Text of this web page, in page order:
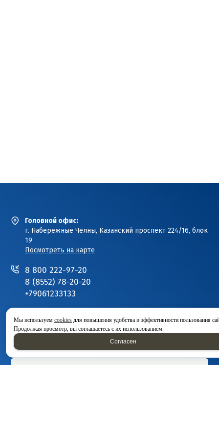
Головной офис:
г. Набережные Челны, Казанский проспект 224/16, блок
19
Посмотреть на карте
8 800 222-97-20
8 (8552) 78-20-20
+79061233133
Написать нам:
Мы используем cookies для повышения удобства и эффективности пользования
Продолжая просмотр, вы соглашаетесь с их использованием.
Согласен